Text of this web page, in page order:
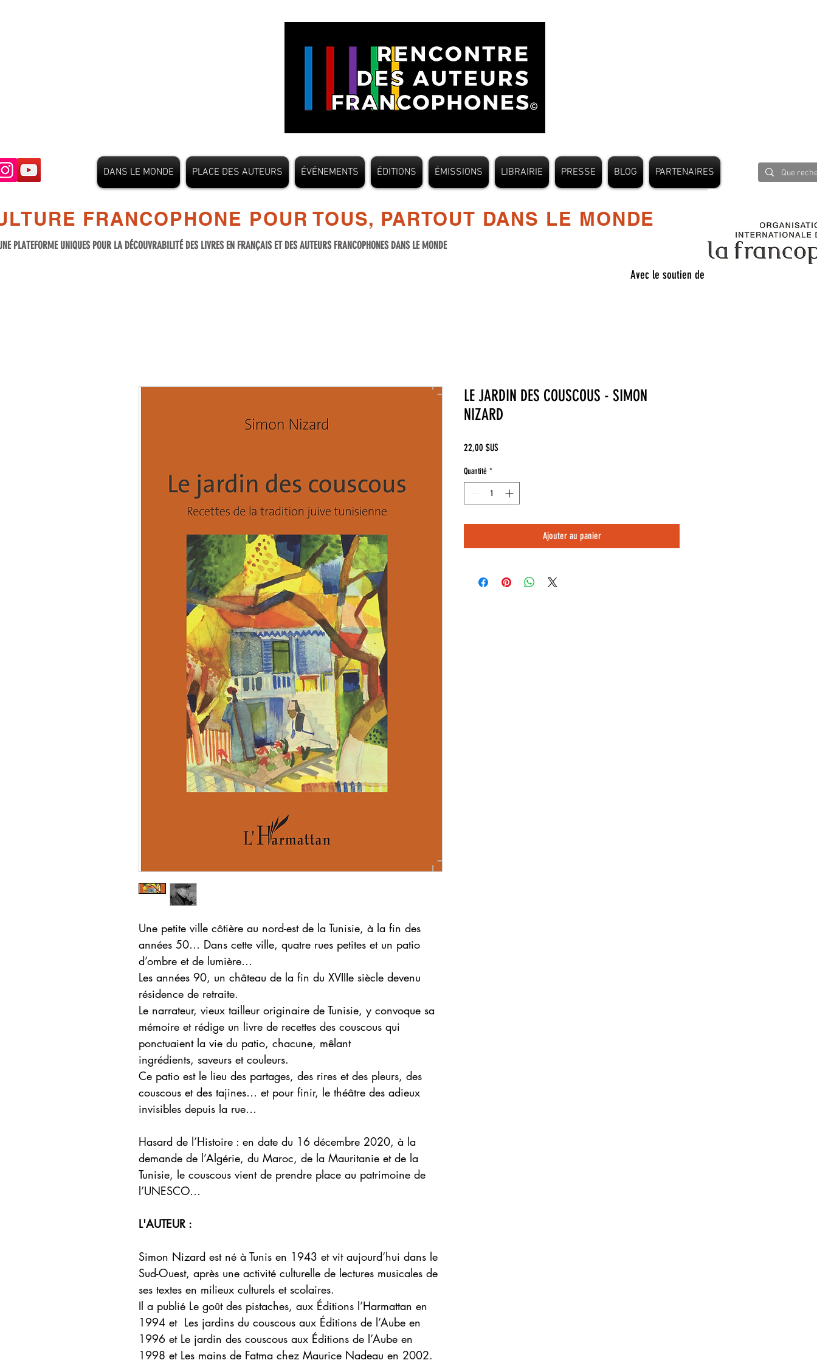
DANS LE MONDE PLACE DES AUTEURS ÉVÉNEMENTS ÉDITIONS ÉMISSIONS LIBRAIRIE PRESSE BLOG PARTENAIRES
FRANCOPHONE POUR TOUS, PARTOUT DANS LE MONDE
PLATEFORME UNIQUES POUR LA DÉCOUVRABILITÉ DES LIVRES EN FRANÇAIS ET DES AUTEURS FRANCOPHONES DANS LE MONDE
Avec le soutien de
Une petite ville côtière au nord-est de la Tunisie, à la fin des
années 50… Dans cette ville, quatre rues petites et un patio
d’ombre et de lumière…
Les années 90, un château de la fin du XVIIIe siècle devenu
résidence de retraite.
Le narrateur, vieux tailleur originaire de Tunisie, y convoque sa
mémoire et rédige un livre de recettes des couscous qui
ponctuaient la vie du patio, chacune, mêlant
ingrédients, saveurs et couleurs.
Ce patio est le lieu des partages, des rires et des pleurs, des
couscous et des tajines… et pour finir, le théâtre des adieux
invisibles depuis la rue…
Hasard de l’Histoire : en date du 16 décembre 2020, à la
demande de l’Algérie, du Maroc, de la Mauritanie et de la
Tunisie, le couscous vient de prendre place au patrimoine de
l’UNESCO…
L'AUTEUR :
Simon Nizard est né à Tunis en 1943 et vit aujourd’hui dans le
Sud-Ouest, après une activité culturelle de lectures musicales de
ses textes en milieux culturels et scolaires.
Il a publié Le goût des pistaches, aux Éditions l’Harmattan en
1994 et Les jardins du couscous aux Éditions de l’Aube en
1996 et Le jardin des couscous aux Éditions de l’Aube en
1998 et Les mains de Fatma chez Maurice Nadeau en 2002.
LE JARDIN DES COUSCOUS - SIMON
NIZARD
22,00 $US
Quantité *
Ajouter au panier